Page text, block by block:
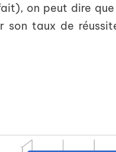
on peut dire
son taux de